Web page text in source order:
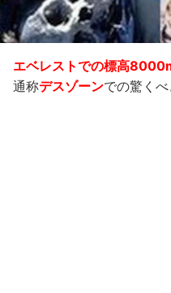
エベレストでの標高
通称デスゾーンでの驚くべ